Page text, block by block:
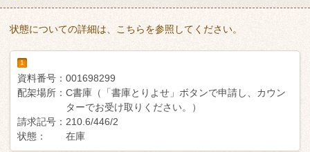
状態についての詳細は、こちらを参照してください。
1
資料番号： 001698299
配架場所： C書庫（「書庫とりよせ」ボタンで申請し、カウン
ターでお受け取りください。）
請求記号： 210.6/446/2
状態：
在庫